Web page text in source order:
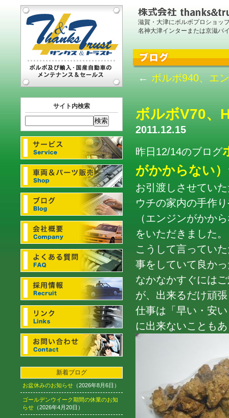
滋賀・大津にボルボプロショッ
名神大津インターまたは京滋バ
サイト内検索
新着ブログ
お盆休みのお知らせ （2026年8月6日）
ゴールデンウイーク期間の休業のお知
らせ （2026年4月20日）
← ボルボ940、エ
ボルボV70、
2011.12.15
昨日12/14のブログ
がかからない）
お引渡しさせてい
ウチの家内の手作
（エンジンがかか
をいただきました。
こうして言ってい
事をしていて良か
なかなかすぐには
が、出来るだけ頑
仕事は「早い・安
に出来ないことも